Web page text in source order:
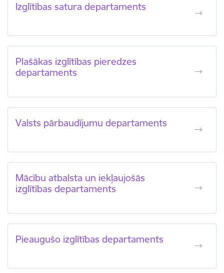
Izglītības satura departaments
Plašākas izglītības pieredzes
departaments
Valsts pārbaudījumu departaments
Mācību atbalsta un iekļaujošās
izglītības departaments
Pieaugušo izglītības departaments